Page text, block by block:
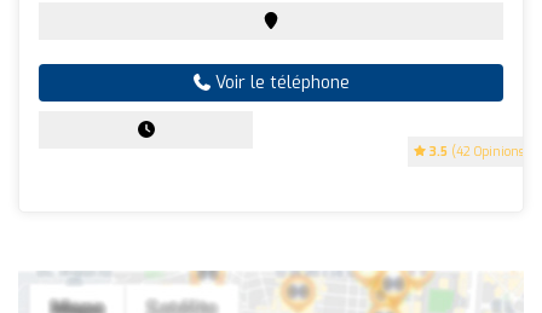
3.5 (42 Opinions)
Voir le téléphone